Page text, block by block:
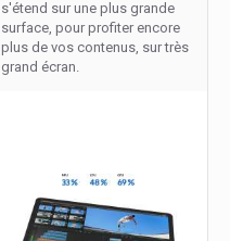
s'étend sur une plus grande
surface, pour profiter encore
plus de vos contenus, sur très
grand écran.